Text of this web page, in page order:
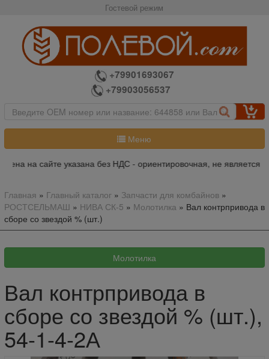
Гостевой режим
+79901693067
+79903056537
Меню
на сайте указана без НДС - ориентировочная, не является
Главная » Главный каталог» Запчасти для комбайнов»
РОСТСЕЛЬМАШ » НИВА СК-5 » Молотилка » Вал контрпривода в
сборе со звездой % (шт.)
Вал контрпривода в
сборе со звездой % (шт.),
54-1-4-2А